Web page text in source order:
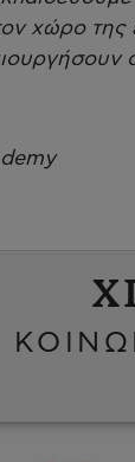
χώρο της